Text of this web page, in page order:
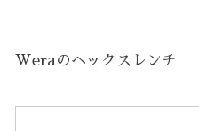
Weraのヘックスレンチ